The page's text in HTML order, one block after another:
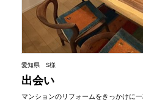
愛知県 S様
出会い
マンションのリフォームをきっかけに